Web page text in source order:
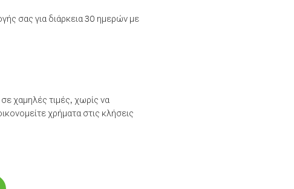
σας για διάρκεια 30 ημερών με
χαμηλές τιμές, χωρίς να
χρήματα στις κλήσεις